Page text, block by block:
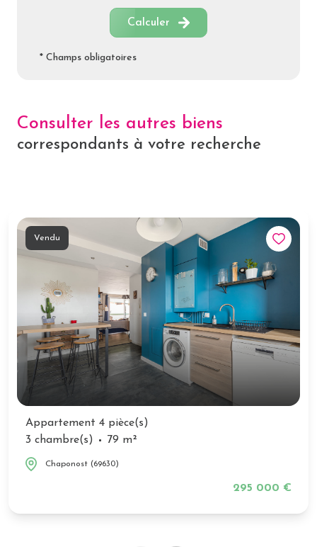
Calculer
* Champs obligatoires
Consulter les autres biens
correspondants à votre recherche
Vendu
Appartement 4 pièce(s)
3 chambre(s)
79 m²
Chaponost (69630)
295 000 €